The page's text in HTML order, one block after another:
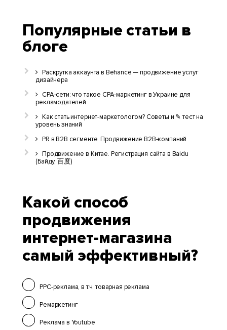
Популярные статьи в
блоге
Раскрутка аккаунта в Behance — продвижение услуг
дизайнера
CPA-сети: что такое CPA-маркетинг в Украине для
рекламодателей
Как стать интернет-маркетологом? Советы и ✎ тест на
уровень знаний
PR в B2B сегменте. Продвижение B2B-компаний
Продвижение в Китае. Регистрация сайта в Baidu
(Байду, 百度)
Какой способ
продвижения
интернет-магазина
самый эффективный?
PPC-реклама, в т.ч. товарная реклама
Ремаркетинг
Реклама в Youtube